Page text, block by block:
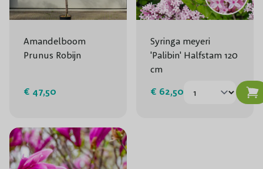
Amandelboom
Prunus Robijn
€ 47,50
Syringa meyeri
'Palibin' Halfstam 120
cm
€ 62,50